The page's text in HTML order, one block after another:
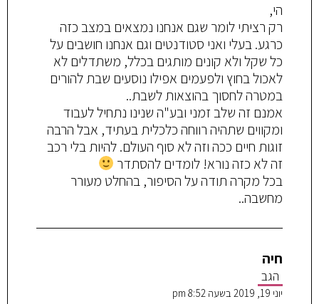
הי,
רק רציתי לומר שגם אנחנו נמצאים במצב כזה
כרגע. בעלי ואני סטודנטים וגם אנחנו חושבים על
כל שקל ולא קונים מותגים בכלל, משתדלים לא
לאכול בחוץ ולפעמים אפילו נוסעים שבת להורים
במטרה לחסוך בהוצאות לשבת..
אמנם זה שלב זמני ובע"ה שנינו נתחיל לעבוד
ומקווים שתהיה רווחה כלכלית בעתיד, אבל הרבה
זוגות חיים ככה וזה לא סוף העולם. להיות בלי רכב
זה לא כזה נורא! לומדים להסתדר
בכל מקרה תודה על הסיפור, בהחלט מעורר
מחשבה..
חיה
הגב
יוני 19, 2019 בשעה 8:52 pm